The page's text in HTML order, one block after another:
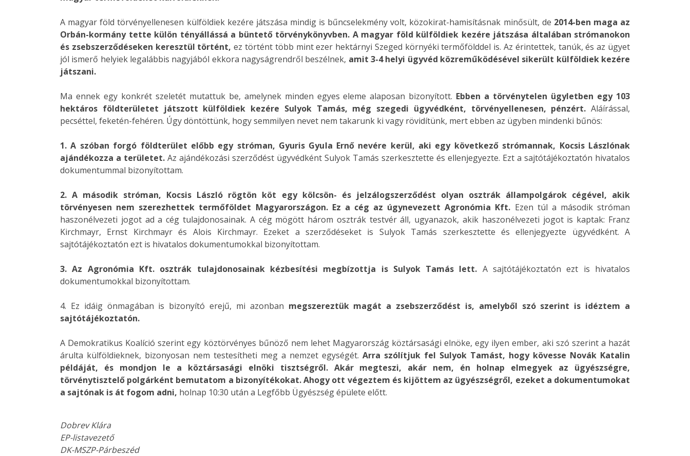
A magyar föld törvényellenesen külföldiek kezére játszása mindig is bűncselekmény volt, közokirat-hamisításnak minősült, de 2014-ben maga az
Orbán-kormány tette külön tényállássá a büntető törvénykönyvben. A magyar föld külföldiek kezére játszása általában strómanokon
és zsebszerződéseken keresztül történt, ez történt több mint ezer hektárnyi Szeged környéki termőfölddel is. Az érintettek, tanúk, és az ügyet
jól ismerő helyiek legalábbis nagyjából ekkora nagyságrendről beszélnek, amit 3-4 helyi ügyvéd közreműködésével sikerült külföldiek kezére
játszani.
Ma ennek egy konkrét szeletét mutattuk be, amelynek minden egyes eleme alaposan bizonyított. Ebben a törvénytelen ügyletben egy 103
hektáros földterületet játszott külföldiek kezére Sulyok Tamás, még szegedi ügyvédként, törvényellenesen, pénzért. Aláírással,
pecséttel, feketén-fehéren. Úgy döntöttünk, hogy semmilyen nevet nem takarunk ki vagy rövidítünk, mert ebben az ügyben mindenki bűnös:
1. A szóban forgó földterület előbb egy stróman, Gyuris Gyula Ernő nevére kerül, aki egy következő strómannak, Kocsis Lászlónak
ajándékozza a területet. Az ajándékozási szerződést ügyvédként Sulyok Tamás szerkesztette és ellenjegyezte. Ezt a sajtótájékoztatón hivatalos
dokumentummal bizonyítottam.
2. A második stróman, Kocsis László rögtön köt egy kölcsön- és jelzálogszerződést olyan osztrák állampolgárok cégével, akik
törvényesen nem szerezhettek termőföldet Magyarországon. Ez a cég az úgynevezett Agronómia Kft. Ezen túl a második stróman
haszonélvezeti jogot ad a cég tulajdonosainak. A cég mögött három osztrák testvér áll, ugyanazok, akik haszonélvezeti jogot is kaptak: Franz
Kirchmayr, Ernst Kirchmayr és Alois Kirchmayr. Ezeket a szerződéseket is Sulyok Tamás szerkesztette és ellenjegyezte ügyvédként. A
sajtótájékoztatón ezt is hivatalos dokumentumokkal bizonyítottam.
3. Az Agronómia Kft. osztrák tulajdonosainak kézbesítési megbízottja is Sulyok Tamás lett. A sajtótájékoztatón ezt is hivatalos
dokumentumokkal bizonyítottam.
4. Ez idáig önmagában is bizonyító erejű, mi azonban megszereztük magát a zsebszerződést is, amelyből szó szerint is idéztem a
sajtótájékoztatón.
A Demokratikus Koalíció szerint egy köztörvényes bűnöző nem lehet Magyarország köztársasági elnöke, egy ilyen ember, aki szó szerint a hazát
árulta külföldieknek, bizonyosan nem testesítheti meg a nemzet egységét. Arra szólítjuk fel Sulyok Tamást, hogy kövesse Novák Katalin
példáját, és mondjon le a köztársasági elnöki tisztségről. Akár megteszi, akár nem, én holnap elmegyek az ügyészségre,
törvénytisztelő polgárként bemutatom a bizonyítékokat.Ahogy ott végeztem és kijöttem az ügyészségről, ezeket a dokumentumokat
a sajtónak is át fogom adni, holnap 10:30 után a Legfőbb Ügyészség épülete előtt.
Dobrev Klára
EP-listavezető
DK-MSZP-Párbeszéd